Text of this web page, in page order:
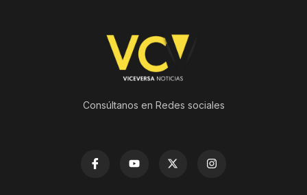
Consúltanos en Redes sociales